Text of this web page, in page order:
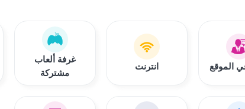
الموقع انترنت
غرفة ألعاب
مشتركة